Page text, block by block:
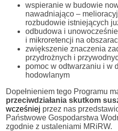
wspieranie w budowie
nawadniająco –
rozbudowie istniejących
odbudowa i
i mikroretencji na
zwiększenie znaczenia
przydrożnych i
pomoc w odtwarzaniu i w
hodowlanym
Dopełnieniem tego Programu
przeciwdziałania skutkom
wcześniej przez nas
Państwowe Gospodarstwa
zgodnie z ustaleniami MRiRW.